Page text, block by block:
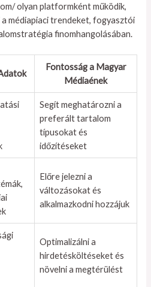
olyan platformként működik,
a médiapiaci trendeket, fogyasztói
finomhangolásában.
Fontosság a Magyar
Médiaének
Segít meghatározni a
preferált tartalom
típusokat és
időzítéseket
Előre jelezni a
változásokat és
alkalmazkodni hozzájuk
Optimalizálni a
hirdetésköltéseket és
növelni a megtérülést